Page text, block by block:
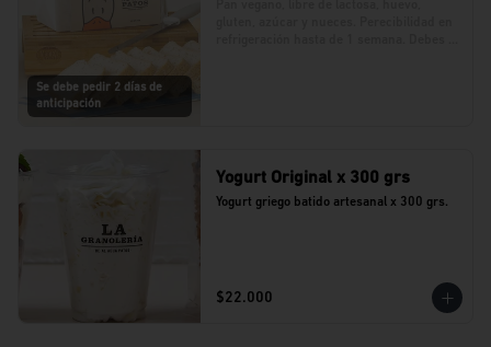
Se debe pedir 2 días de
anticipación
Yogurt Original x 300 grs
Yogurt griego batido artesanal x 300 grs.
$22.000